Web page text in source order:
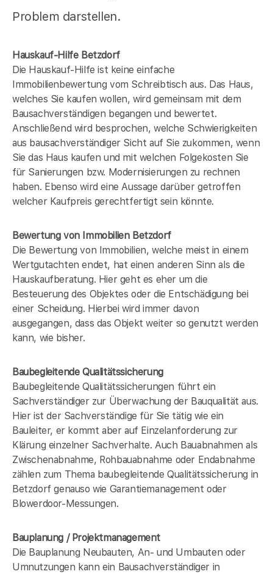
Problem darstellen.
Hauskauf-Hilfe Betzdorf
Die Hauskauf-Hilfe ist keine einfache
Immobilienbewertung vom Schreibtisch aus. Das Haus,
welches Sie kaufen wollen, wird gemeinsam mit dem
Bausachverständigen begangen und bewertet.
Anschließend wird besprochen, welche Schwierigkeiten
aus bausachverständiger Sicht auf Sie zukommen, wenn
Sie das Haus kaufen und mit welchen Folgekosten Sie
für Sanierungen bzw. Modernisierungen zu rechnen
haben. Ebenso wird eine Aussage darüber getroffen
welcher Kaufpreis gerechtfertigt sein könnte.
Bewertung von Immobilien Betzdorf
Die Bewertung von Immobilien, welche meist in einem
Wertgutachten endet, hat einen anderen Sinn als die
Hauskaufberatung. Hier geht es eher um die
Besteuerung des Objektes oder die Entschädigung bei
einer Scheidung. Hierbei wird immer davon
ausgegangen, dass das Objekt weiter so genutzt werden
kann, wie bisher.
Baubegleitende Qualitätssicherung
Baubegleitende Qualitätssicherungen führt ein
Sachverständiger zur Überwachung der Bauqualität aus.
Hier ist der Sachverständige für Sie tätig wie ein
Bauleiter, er kommt aber auf Einzelanforderung zur
Klärung einzelner Sachverhalte. Auch Bauabnahmen als
Zwischenabnahme, Rohbauabnahme oder Endabnahme
zählen zum Thema baubegleitende Qualitätssicherung in
Betzdorf genauso wie Garantiemanagement oder
Blowerdoor-Messungen.
Bauplanung / Projektmanagement
Die Bauplanung Neubauten, An- und Umbauten oder
Umnutzungen kann ein Bausachverständiger in